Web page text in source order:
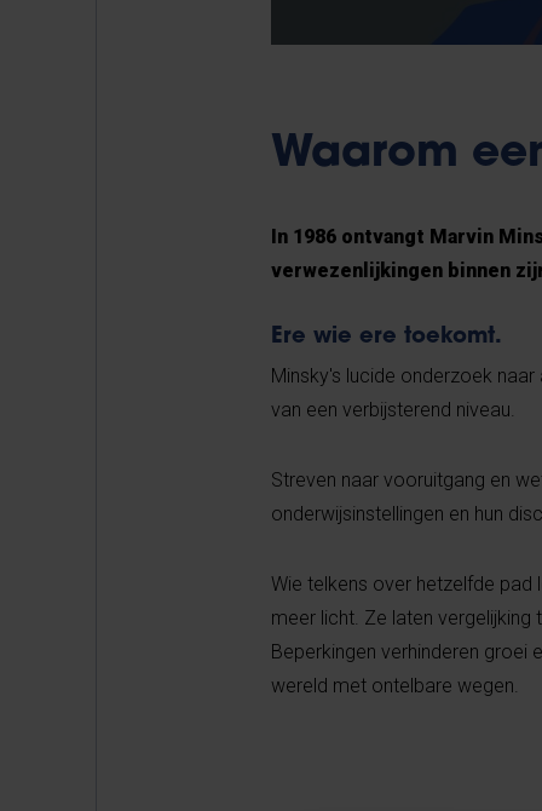
Waarom
In 1986 ontvangt Marvin
verwezenlijkingen binnen
Ere wie ere toekomt.
Minsky's lucide onderzoek
van een verbijsterend niveau.
Streven naar vooruitgang en
onderwijsinstellingen en hun
Wie telkens over hetzelfde pad
meer licht. Ze laten
Beperkingen verhinderen groei
wereld met ontelbare wegen.